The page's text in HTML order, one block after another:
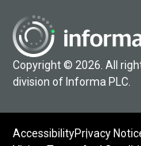
Copyright © 2026. All
division of Informa PLC.
AccessibilityPrivacy